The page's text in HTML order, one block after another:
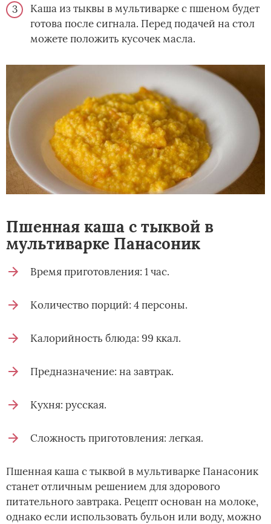
Каша из тыквы в мультиварке с пшеном будет
готова после сигнала. Перед подачей на стол
можете положить кусочек масла.
Пшенная каша с тыквой в
мультиварке Панасоник
Время приготовления: 1 час.
Количество порций: 4 персоны.
Калорийность блюда: 99 ккал.
Предназначение: на завтрак.
Кухня: русская.
Сложность приготовления: легкая.
Пшенная каша с тыквой в мультиварке Панасоник
станет отличным решением для здорового
питательного завтрака. Рецепт основан на молоке,
однако если использовать бульон или воду, можно